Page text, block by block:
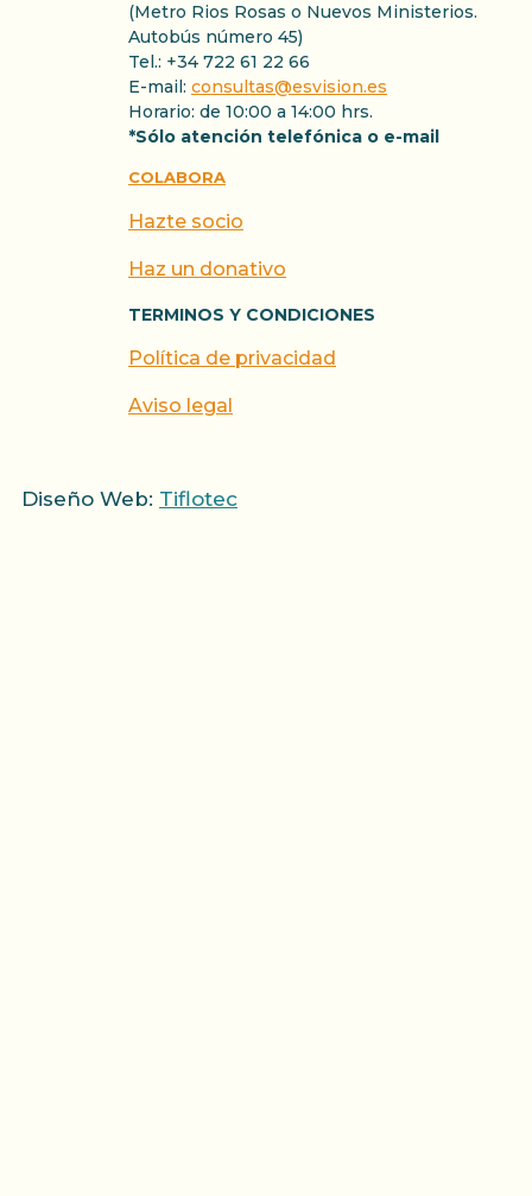
(Metro Rios Rosas o Nuevos Ministerios.
Autobús número 45)
Tel.: +34 722 61 22 66
E-mail: consultas@esvision.es
Horario: de 10:00 a 14:00 hrs.
*Sólo atención telefónica o e-mail
COLABORA
Hazte socio
Haz un donativo
TERMINOS Y CONDICIONES
Política de privacidad
Aviso legal
Diseño Web: Tiflotec